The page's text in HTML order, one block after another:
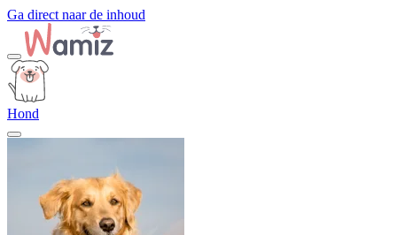
Ga direct naar de inhoud
Hond